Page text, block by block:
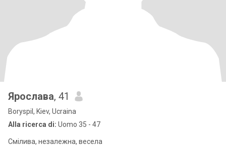
Ярослава, 41
Boryspil, Kiev, Ucraina
Alla ricerca di: Uomo 35 - 47
Смілива, незалежна, весела